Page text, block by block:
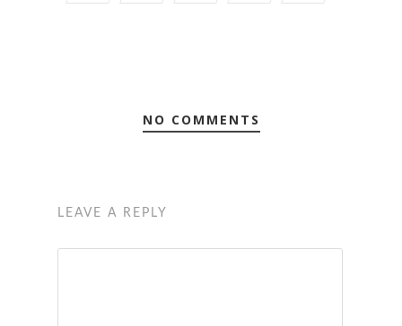
NO COMMENTS
LEAVE A REPLY